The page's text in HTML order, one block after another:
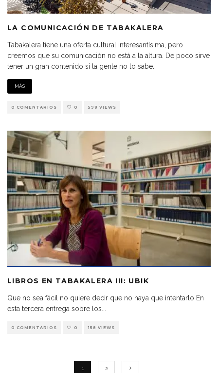
LA COMUNICACIÓN DE TABAKALERA
Tabakalera tiene una oferta cultural interesantísima, pero
creemos que su comunicación no está a la altura. De poco sirve
tener un gran contenido si la gente no lo sabe.
MÁS
0 COMENTARIOS 0 598 VIEWS
LIBROS EN TABAKALERA III: UBIK
Que no sea fácil no quiere decir que no haya que intentarlo En
esta tercera entrega sobre los
0 COMENTARIOS 0 158 VIEWS
1 2